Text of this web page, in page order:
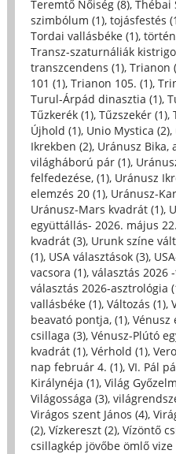
Teremtő Nőiség (8), Thébai
szimbólum (1), tojásfestés
Tordai vallásbéke (1),
Transz-szaturnáliák
transzcendens (1), Trianon
101 (1), Trianon 105. (1),
Turul-Árpád dinasztia (1),
Tűzkerék (1), Tűzszekér (1),
Újhold (1), Unio Mystica (2),
Ikrekben (2), Uránusz Bika,
világháború pár (1),
felfedezése, (1), Uránusz
elemzés 20 (1), Uránusz-
Uránusz-Mars kvadrát (1),
együttállás- 2026. május
kvadrát (3), Urunk színe
(1), USA választások (3),
vacsora (1), választás 2026
választás 2026-asztrológia
vallásbéke (1), Változás (1),
beavató pontja, (1), Vénusz
csillaga (3), Vénusz-Plútó
kvadrát (1), Vérhold (1),
nap február 4. (1), VI. Pál
Királynéja (1), Világ
Világossága (3),
Virágos szent János (4),
(2), Vízkereszt (2), Vízöntő
csillagkép jövőbe ömlő vize